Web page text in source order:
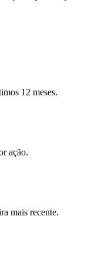
12 meses.
ação.
mais recente.